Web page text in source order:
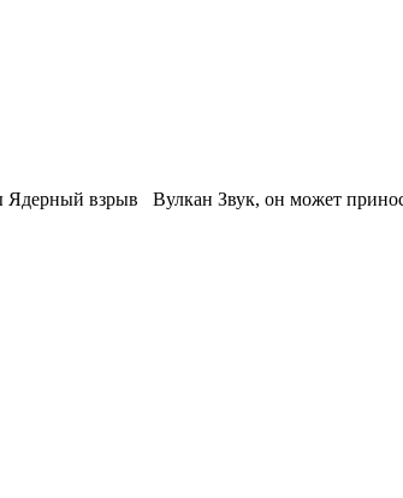
взрыв Вулкан Звук, он может